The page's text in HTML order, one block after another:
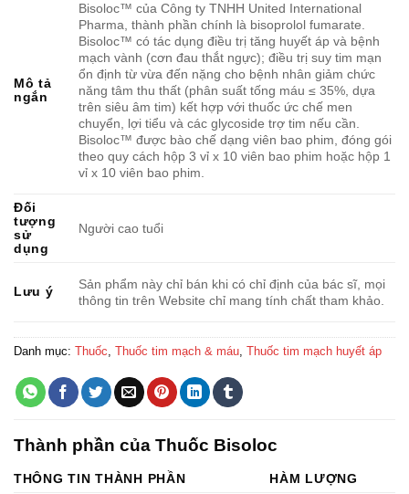
Mô tả
ngắn
Bisoloc™ của Công ty TNHH United International
Pharma, thành phần chính là bisoprolol fumarate.
Bisoloc™ có tác dụng điều trị tăng huyết áp và bệnh
mạch vành (cơn đau thắt ngực); điều trị suy tim mạn
ổn định từ vừa đến nặng cho bệnh nhân giảm chức
năng tâm thu thất (phân suất tống máu ≤ 35%, dựa
trên siêu âm tim) kết hợp với thuốc ức chế men
chuyển, lợi tiểu và các glycoside trợ tim nếu cần.
Bisoloc™ được bào chế dạng viên bao phim, đóng gói
theo quy cách hộp 3 vỉ x 10 viên bao phim hoặc hộp 1
vỉ x 10 viên bao phim.
Đối
tượng
sử
dụng
Người cao tuổi
Lưu ý
Sản phẩm này chỉ bán khi có chỉ định của bác sĩ, mọi
thông tin trên Website chỉ mang tính chất tham khảo.
Danh mục: Thuốc, Thuốc tim mạch & máu, Thuốc tim mạch huyết áp
Thành phần của Thuốc Bisoloc
THÔNG TIN THÀNH PHẦN HÀM LƯỢNG